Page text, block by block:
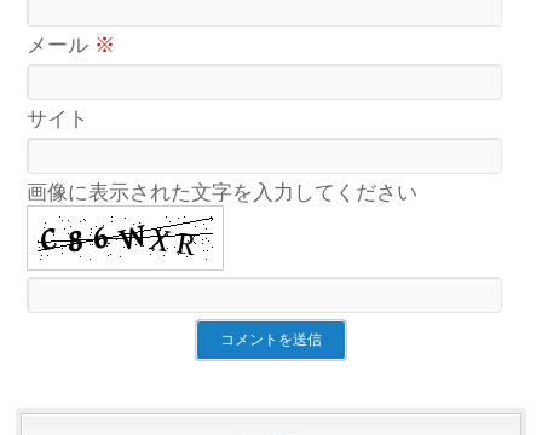
メール ※
サイト
画像に表示された文字を入力してください